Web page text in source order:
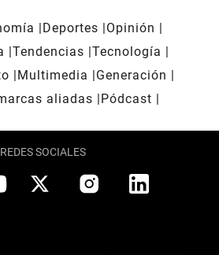
Deportes
Opinión
Tendencias Tecnología
Multimedia
Generación
aliadas
Pódcast
REDES SOCIALES